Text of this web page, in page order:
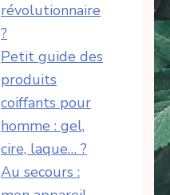
révolutionnaire
?
Petit guide des
produits
coiffants pour
homme : gel,
cire, laque… ?
Au secours :